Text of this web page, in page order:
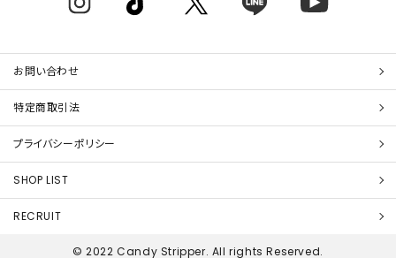
お問い合わせ
特定商取引法
プライバシーポリシー
SHOP LIST
RECRUIT
© 2022 Candy Stripper. All rights Reserved.